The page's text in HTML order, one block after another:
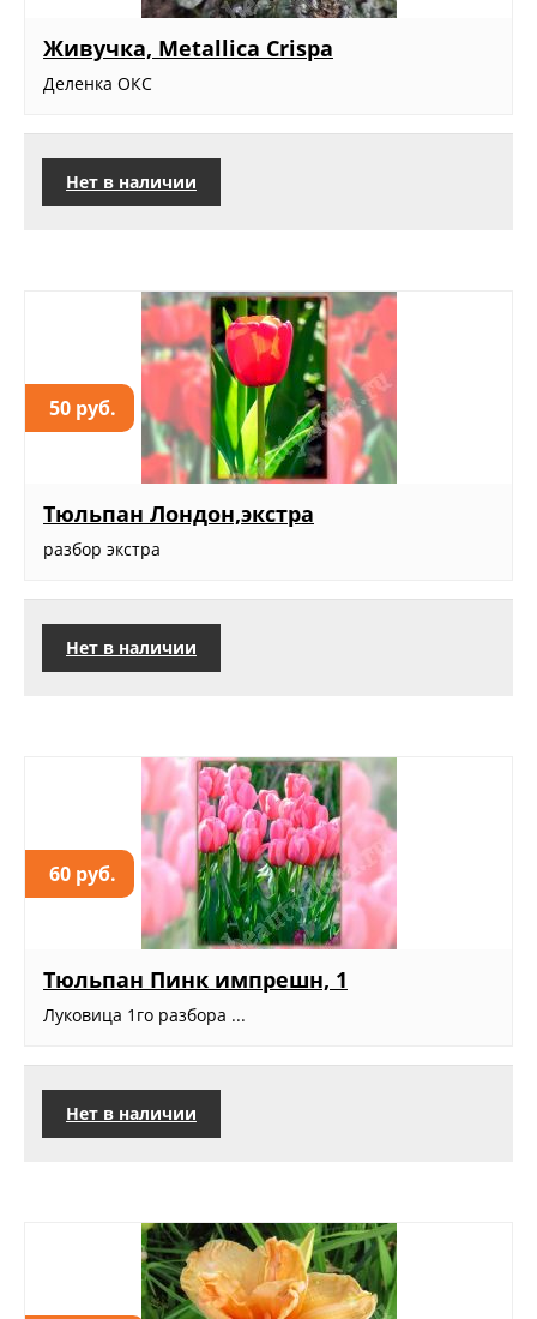
Живучка, Metallica Crispa
Деленка ОКС
Нет в наличии
50 руб.
Тюльпан Лондон,экстра
разбор экстра
Нет в наличии
60 руб.
Тюльпан Пинк импрешн, 1
Луковица 1го разбора ...
Нет в наличии